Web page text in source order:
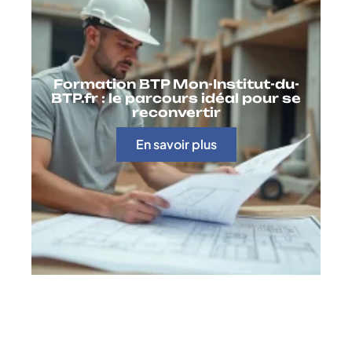
Formation BTP Mon-Institut-du-
BTP.fr : le parcours idéal pour se
reconvertir
En savoir plus